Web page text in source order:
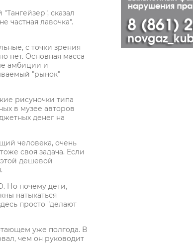
сказал
частная лавочка".
с точки зрения
нет. Основная масса
амбиции и
"рынок"
рисуночки типа
в музее авторов
денег на
человека, очень
своя задача. Если
этой дешевой
Но почему дети,
натыкаться
просто "делают
уже полгода. В
чем он руководит